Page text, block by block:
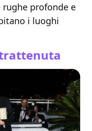
profonde e
i luoghi